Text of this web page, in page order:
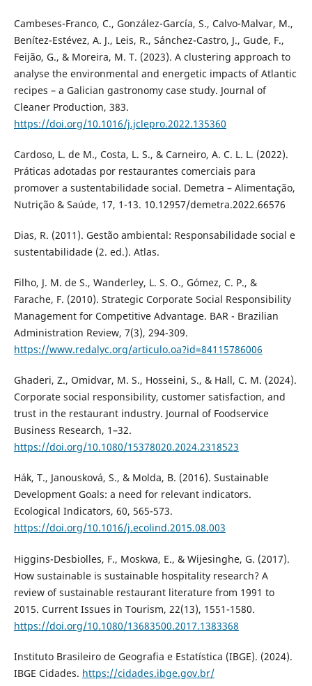
Cambeses-Franco, C., González-García, S., Calvo-Malvar, M.,
Benítez-Estévez, A. J., Leis, R., Sánchez-Castro, J., Gude, F.,
Feijão, G., & Moreira, M. T. (2023). A clustering approach to
analyse the environmental and energetic impacts of Atlantic
recipes – a Galician gastronomy case study. Journal of
Cleaner Production, 383.
https://doi.org/10.1016/j.jclepro.2022.135360
Cardoso, L. de M., Costa, L. S., & Carneiro, A. C. L. L. (2022).
Práticas adotadas por restaurantes comerciais para
promover a sustentabilidade social. Demetra – Alimentação,
Nutrição & Saúde, 17, 1-13. 10.12957/demetra.2022.66576
Dias, R. (2011). Gestão ambiental: Responsabilidade social e
sustentabilidade (2. ed.). Atlas.
Filho, J. M. de S., Wanderley, L. S. O., Gómez, C. P., &
Farache, F. (2010). Strategic Corporate Social Responsibility
Management for Competitive Advantage. BAR - Brazilian
Administration Review, 7(3), 294-309.
https://www.redalyc.org/articulo.oa?id=84115786006
Ghaderi, Z., Omidvar, M. S., Hosseini, S., & Hall, C. M. (2024).
Corporate social responsibility, customer satisfaction, and
trust in the restaurant industry. Journal of Foodservice
Business Research, 1–32.
https://doi.org/10.1080/15378020.2024.2318523
Hák, T., Janousková, S., & Molda, B. (2016). Sustainable
Development Goals: a need for relevant indicators.
Ecological Indicators, 60, 565-573.
https://doi.org/10.1016/j.ecolind.2015.08.003
Higgins-Desbiolles, F., Moskwa, E., & Wijesinghe, G. (2017).
How sustainable is sustainable hospitality research? A
review of sustainable restaurant literature from 1991 to
2015. Current Issues in Tourism, 22(13), 1551-1580.
https://doi.org/10.1080/13683500.2017.1383368
Instituto Brasileiro de Geografia e Estatística (IBGE). (2024).
IBGE Cidades. https://cidades.ibge.gov.br/